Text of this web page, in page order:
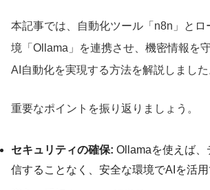
本記事では、自動化ツール「n8n」とロ
境「Ollama」を連携させ、機密情報を
AI自動化を実現する方法を解説しました
重要なポイントを振り返りましょう。
セキュリティの確保: Ollamaを使えば、
信することなく、安全な環境でAIを活用